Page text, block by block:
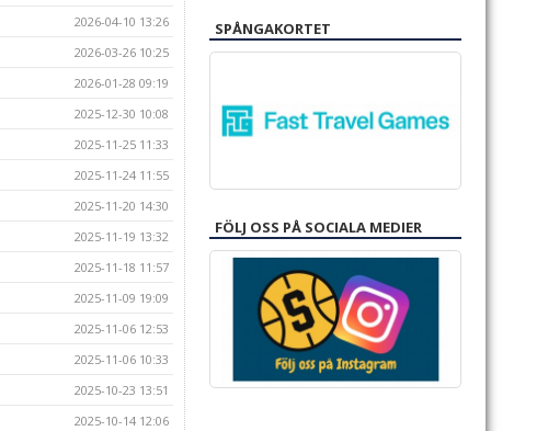
2026-04-10 13:26
2026-03-26 10:25
2026-01-28 09:19
2025-12-30 10:08
2025-11-25 11:33
2025-11-24 11:55
2025-11-20 14:30
2025-11-19 13:32
2025-11-18 11:57
2025-11-09 19:09
2025-11-06 12:53
2025-11-06 10:33
2025-10-23 13:51
2025-10-14 12:06
SPÅNGAKORTET
FÖLJ OSS PÅ SOCIALA MEDIER